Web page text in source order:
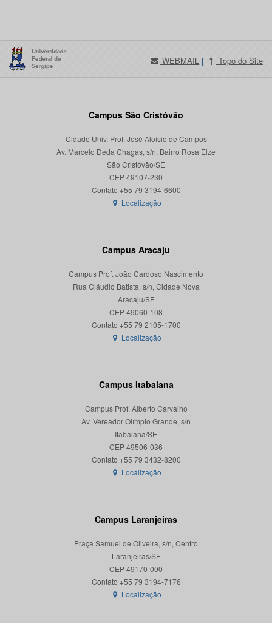
WEBMAIL | Topo do Site
Campus São Cristóvão
Cidade Univ. Prof. José Aloísio de Campos
Av. Marcelo Deda Chagas, s/n, Bairro Rosa Elze
São Cristóvão/SE
CEP 49107-230
Localização
Campus Aracaju
Campus Prof. João Cardoso Nascimento
Rua Cláudio Batista, s/n, Cidade Nova
Aracaju/SE
CEP 49060-108
Localização
Campus Itabaiana
Campus Prof. Alberto Carvalho
Av. Vereador Olímpio Grande, s/n
Itabaiana/SE
CEP 49506-036
Localização
Campus Laranjeiras
Praça Samuel de Oliveira, s/n, Centro
Laranjeiras/SE
CEP 49170-000
Localização